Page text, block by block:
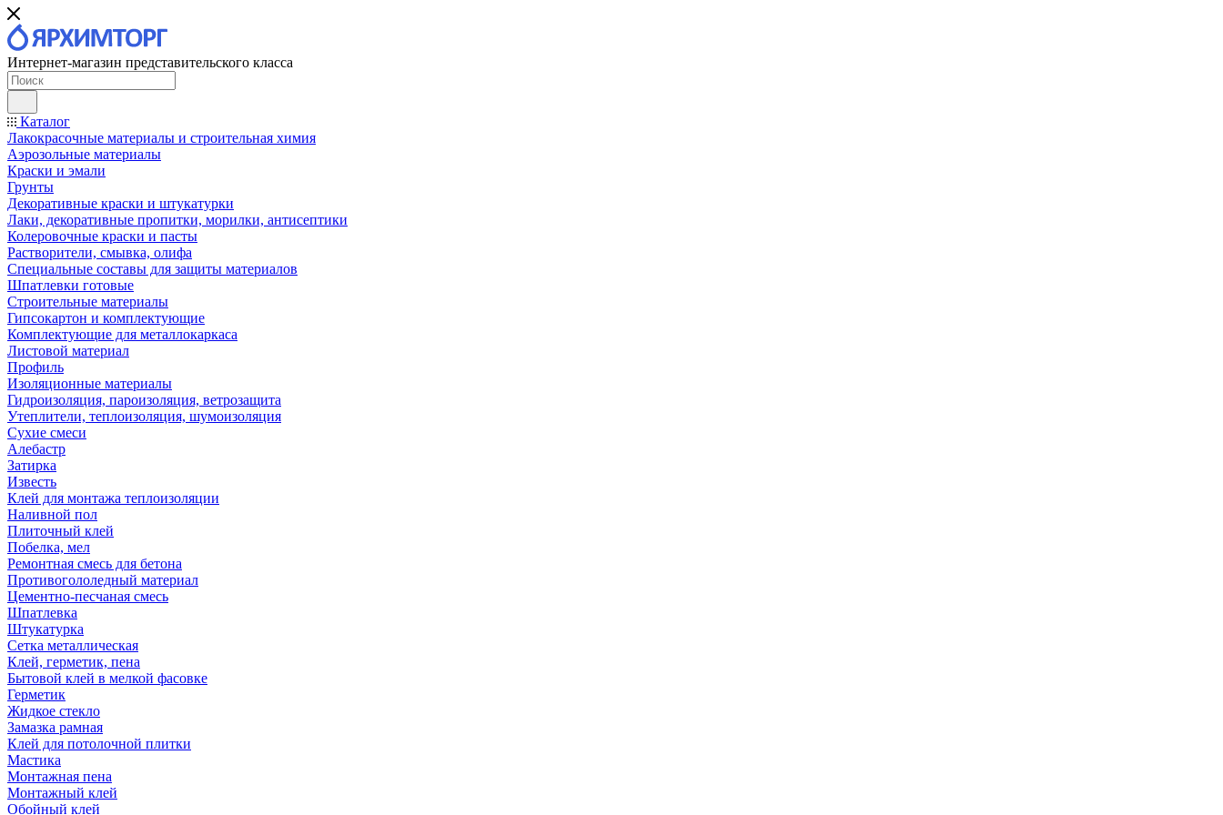
Интернет-магазин представительского класса
Каталог
Лакокрасочные материалы и строительная химия
Аэрозольные материалы
Краски и эмали
Грунты
Декоративные краски и штукатурки
Лаки, декоративные пропитки, морилки, антисептики
Колеровочные краски и пасты
Растворители, смывка, олифа
Специальные составы для защиты материалов
Шпатлевки готовые
Строительные материалы
Гипсокартон и комплектующие
Комплектующие для металлокаркаса
Листовой материал
Профиль
Изоляционные материалы
Гидроизоляция, пароизоляция, ветрозащита
Утеплители, теплоизоляция, шумоизоляция
Сухие смеси
Алебастр
Затирка
Известь
Клей для монтажа теплоизоляции
Наливной пол
Плиточный клей
Побелка, мел
Ремонтная смесь для бетона
Противогололедный материал
Цементно-песчаная смесь
Шпатлевка
Штукатурка
Сетка металлическая
Клей, герметик, пена
Бытовой клей в мелкой фасовке
Герметик
Жидкое стекло
Замазка рамная
Клей для потолочной плитки
Мастика
Монтажная пена
Монтажный клей
Обойный клей